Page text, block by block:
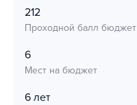
212
Проходной балл бюджет
6
Мест на бюджет
6 лет